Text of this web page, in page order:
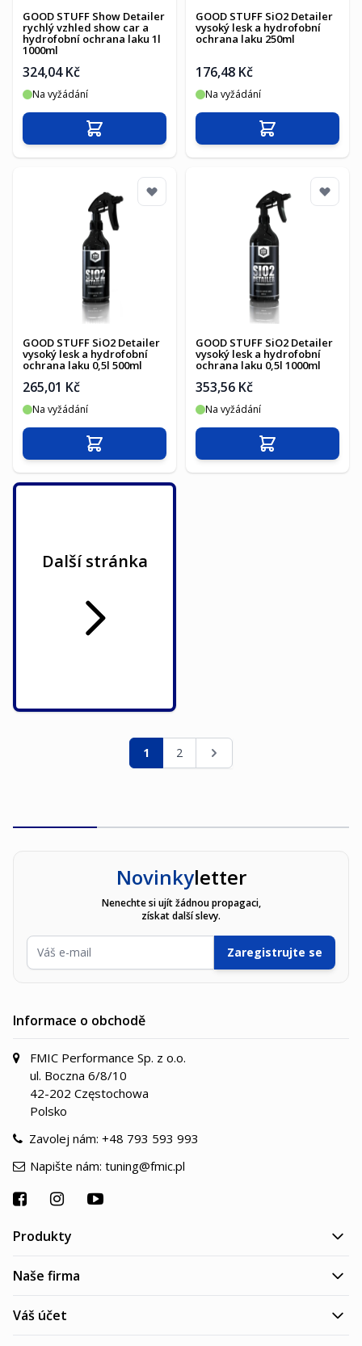
GOOD STUFF Show Detailer
rychlý vzhled show car a
hydrofobní ochrana laku 1l
1000ml
324,04 Kč
Na vyžádání
Přidat do košíku
GOOD STUFF SiO2 Detailer
vysoký lesk a hydrofobní
ochrana laku 250ml
176,48 Kč
Na vyžádání
Přidat do košíku
GOOD STUFF SiO2 Detailer
vysoký lesk a hydrofobní
ochrana laku 0,5l 500ml
265,01 Kč
Na vyžádání
Přidat do košíku
GOOD STUFF SiO2 Detailer
vysoký lesk a hydrofobní
ochrana laku 0,5l 1000ml
353,56 Kč
Na vyžádání
Přidat do košíku
Další stránka
Stránka
Právě si prohlížíte stránku
1 Stránka
2 Stránka
Novinkyletter
Nenechte si ujít žádnou propagaci,
získat další slevy.
E-mailová adresa
Zaregistrujte se
Informace o obchodě
FMIC Performance Sp. z o.o.
ul. Boczna 6/8/10
42-202 Częstochowa
Polsko
Zavolej nám: +48 793 593 993
Napište nám: tuning@fmic.pl
Produkty
Naše firma
Váš účet